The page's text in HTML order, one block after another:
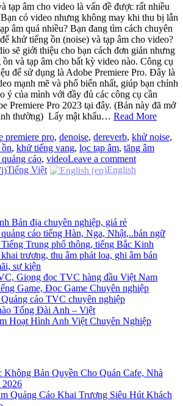
tạp âm cho video là vấn đề được rất nhiều
có video nhưng không may khi thu bị lẫn
âm quá nhiều? Bạn đang tìm cách chuyên
khử tiếng ồn (noise) và tạp âm cho video?
sẽ giới thiệu cho bạn cách đơn giản nhưng
và tạp âm cho bất kỳ video nào. Công cụ
để sử dụng là Adobe Premiere Pro. Đây là
mạnh mẽ và phổ biến nhất, giúp bạn chỉnh
ý của mình với đầy đủ các công cụ cần
Premiere Pro 2023 tại đây. (Bản này đã mở
thường) Lấy mật khẩu… Read More
premiere pro, denoise, dereverb, khử noise,
, khử tiếng vang, lọc tạp âm, tăng âm
cáo, videoLeave a comment
Tiếng Việt
English
Bản địa chuyên nghiệp, giá rẻ
cáo tiếng Hàn, Nga, Nhật,..bản ngữ
Trung phổ thông, tiếng Bắc Kinh
trương, thu âm phát loa, ghi âm bán
sự kiện
Giọng đọc TVC hàng đầu Việt Nam
Game, Đọc Game Chuyên nghiệp
cáo TVC chuyên nghiệp
Tổng Đài Anh – Việt
Hoạt Hình Anh Việt Chuyên Nghiệp
Không Bản Quyền Cho Quán Cafe, Nhà
Quảng Cáo Khai Trương Siêu Hút Khách